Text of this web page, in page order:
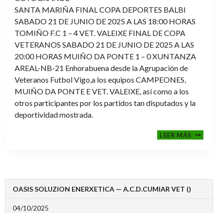
SANTA MARIÑA FINAL COPA DEPORTES BALBI
SABADO 21 DE JUNIO DE 2025 A LAS 18:00 HORAS
TOMIÑO F.C 1 – 4 VET. VALEIXE FINAL DE COPA
VETERANOS SABADO 21 DE JUNIO DE 2025 A LAS
20:00 HORAS MUIÑO DA PONTE 1 – 0 XUNTANZA
AREAL-NB-21 Enhorabuena desde la Agrupación de
Veteranos Futbol Vigo,a los equipos CAMPEONES,
MUIÑO DA PONTE E VET. VALEIXE, así como a los
otros participantes por los partidos tan disputados y la
deportividad mostrada.
LEER MÁS
2024-
OASIS SOLUZION ENERXETICA — A.C.D.CUMIAR VET ()
04/10/2025